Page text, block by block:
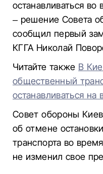
останавливаться
– решение Совета
сообщил первый
КГГА Николай
Читайте также В
общественный
останавливаться
Совет обороны
об отмене
транспорта во
не изменил свое